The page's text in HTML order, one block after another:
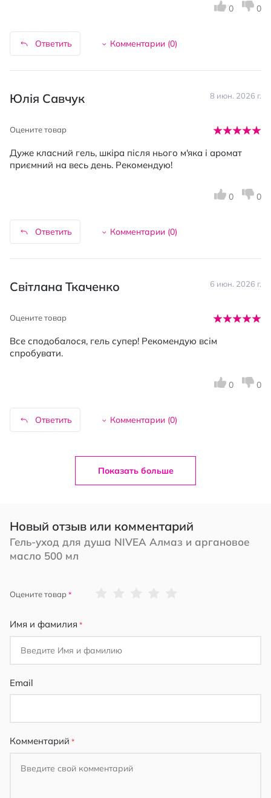
Ответить Комментарии (0)
0 0
Юлія Савчук 8 июн. 2026 г.
Оцените товар
Дуже класний гель, шкіра після нього м'яка і аромат
приємний на весь день. Рекомендую!
Ответить Комментарии (0)
0 0
Світлана Ткаченко 6 июн. 2026 г.
Оцените товар
Все сподобалося, гель супер! Рекомендую всім
спробувати.
Ответить Комментарии (0)
0 0
Показать больше
Новый отзыв или комментарий
Гель-уход для душа NIVEA Алмаз и аргановое
масло 500 мл
Оцените товар
Имя и фамилия
Email
Комментарий